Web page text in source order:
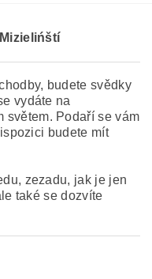
budete svědky
vydáte na
světem. Podaří se vám
budete mít
zezadu, jak je jen
také se dozvíte